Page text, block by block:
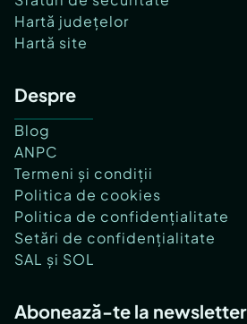
Hartă județelor
Hartă site
Despre
Blog
ANPC
Termeni și condiții
Politica de cookies
Politica de confidențialitate
Setări de confidențialitate
SAL și SOL
Abonează-te la newsletter